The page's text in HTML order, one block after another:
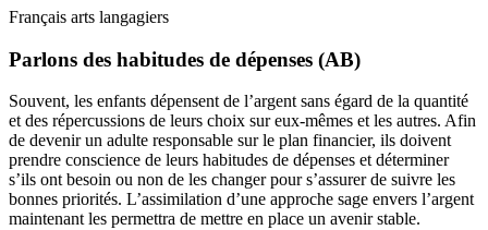
Français arts langagiers
Parlons des habitudes de dépenses (AB)
Souvent, les enfants dépensent de l’argent sans égard de la quantité
et des répercussions de leurs choix sur eux-mêmes et les autres. Afin
de devenir un adulte responsable sur le plan financier, ils doivent
prendre conscience de leurs habitudes de dépenses et déterminer
s’ils ont besoin ou non de les changer pour s’assurer de suivre les
bonnes priorités. L’assimilation d’une approche sage envers l’argent
maintenant les permettra de mettre en place un avenir stable.